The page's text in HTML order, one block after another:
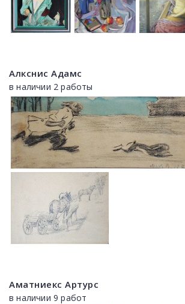
Алкснис Адамс
в наличии 2 работы
Аматниекс Артурс
в наличии 9 работ